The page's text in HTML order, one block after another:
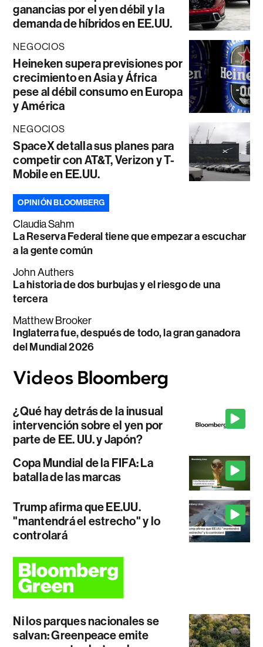
ganancias por el yen débil y la
demanda de híbridos en EE.UU.
NEGOCIOS
Heineken supera previsiones por
crecimiento en Asia y África
pese al débil consumo en Europa
y América
NEGOCIOS
SpaceX detalla sus planes para
competir con AT&T, Verizon y T-
Mobile en EE.UU.
OPINIÓN BLOOMBERG
Claudia Sahm
La Reserva Federal tiene que empezar a escuchar
a la gente común
John Authers
La historia de dos burbujas y el riesgo de una
tercera
Matthew Brooker
Inglaterra fue, después de todo, la gran ganadora
del Mundial 2026
¿Qué hay detrás de la inusual
intervención sobre el yen por
parte de EE. UU. y Japón?
Copa Mundial de la FIFA: La
batalla de las marcas
Trump afirma que EE.UU.
"mantendrá el estrecho" y lo
controlará
Ni los parques nacionales se
salvan: Greenpeace emite